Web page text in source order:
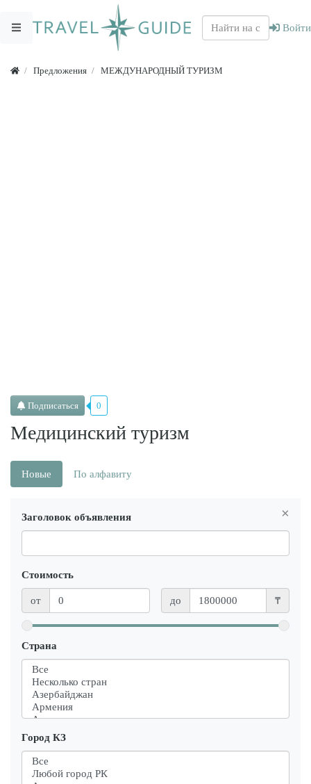
Войти
Предложения МЕЖДУНАРОДНЫЙ ТУРИЗМ
Медицинский туризм
Подписаться 0
Новые По алфавиту
×
Заголовок объявления
Стоимость
от до ₸
Страна
Город КЗ